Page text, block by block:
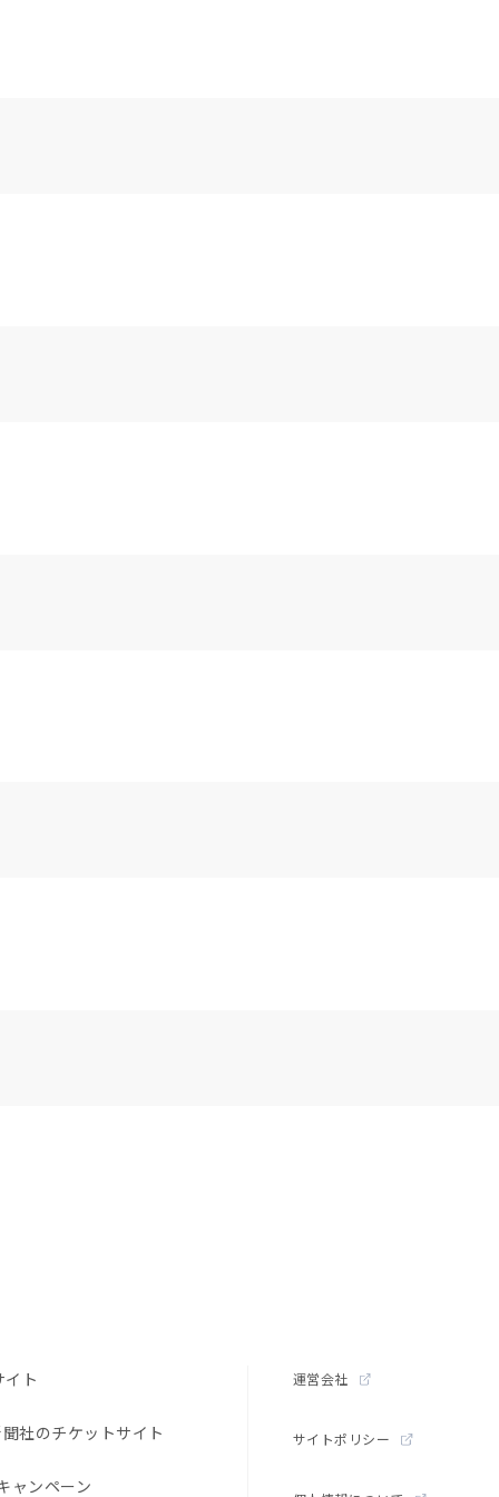
ト
社のチケットサイト
ャンペーン
運営会社
サイトポリシー